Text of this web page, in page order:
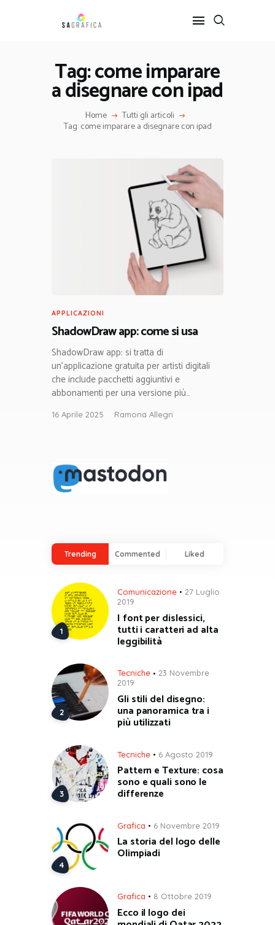
Tag: come imparare
a disegnare con ipad
Home Tutti gli articoli
Tag: come imparare a disegnare con ipad
HOME
GRAFICA
ARTE
APPLICAZIONI
ShadowDraw app: come si usa
ShadowDraw app: si tratta di
un’applicazione gratuita per artisti digitali
che include pacchetti aggiuntivi e
abbonamenti per una versione più…
16 Aprile 2025 Ramona Allegri
Trending Commented Liked
Comunicazione
27 Luglio
2019
I font per dislessici,
tutti i caratteri ad alta
leggibilità
Tecniche
23 Novembre
2019
Gli stili del disegno:
una panoramica tra i
più utilizzati
Tecniche 6 Agosto 2019
Pattern e Texture: cosa
sono e quali sono le
differenze
Grafica 6 Novembre 2019
La storia del logo delle
Olimpiadi
Grafica 8 Ottobre 2019
Ecco il logo dei